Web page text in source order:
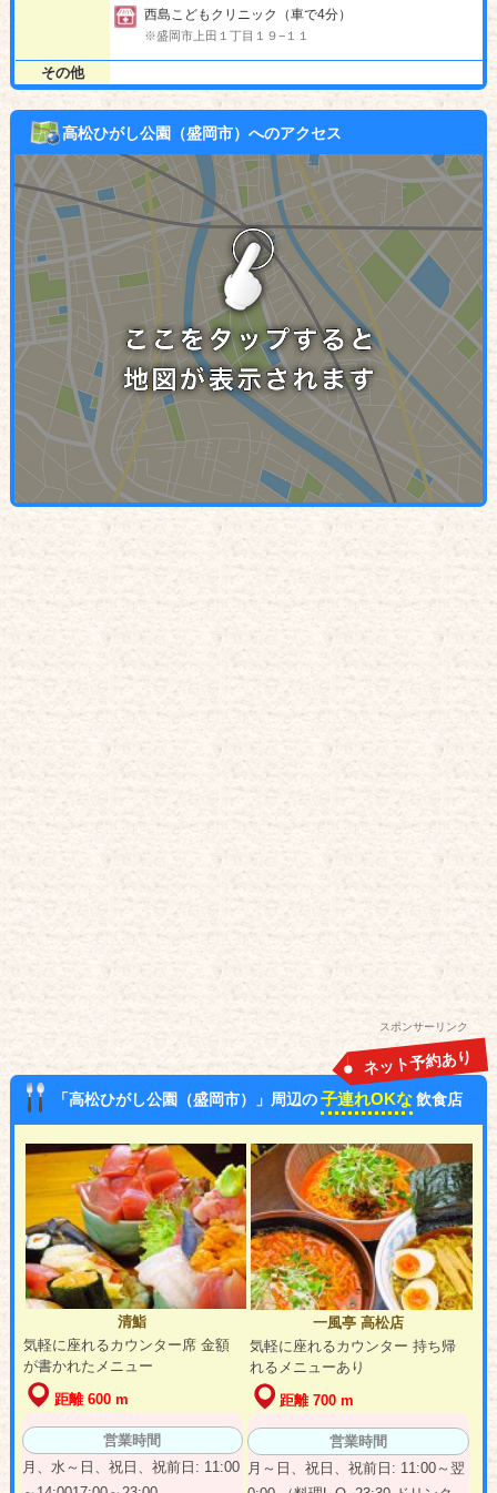
西島こどもクリニック（車で4分）
※盛岡市上田１丁目１９−１１
その他
高松ひがし公園（盛岡市）へのアクセス
スポンサーリンク
「高松ひがし公園（盛岡市）」周辺の子連れOKな 飲食店
ネット予約あり
清鮨
気軽に座れるカウンター席 金額
が書かれたメニュー
距離 600 m
営業時間
月、水～日、祝日、祝前日: 11:00
一風亭 高松店
気軽に座れるカウンター 持ち帰
れるメニューあり
距離 700 m
営業時間
月～日、祝日、祝前日: 11:00～翌